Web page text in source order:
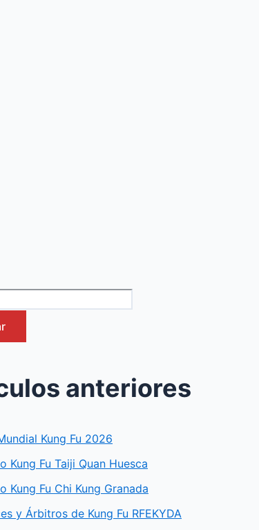
anteriores
Kung Fu 2026
Kung Fu Taiji Quan Huesca
Kung Fu Chi Kung Granada
y Árbitros de Kung Fu RFEKYDA